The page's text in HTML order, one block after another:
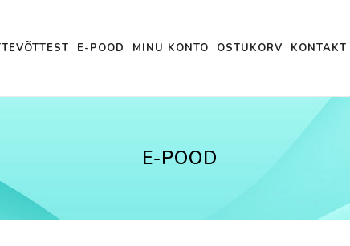
E-POOD MINU KONTO OSTUKORV KONTAKT
E-POOD